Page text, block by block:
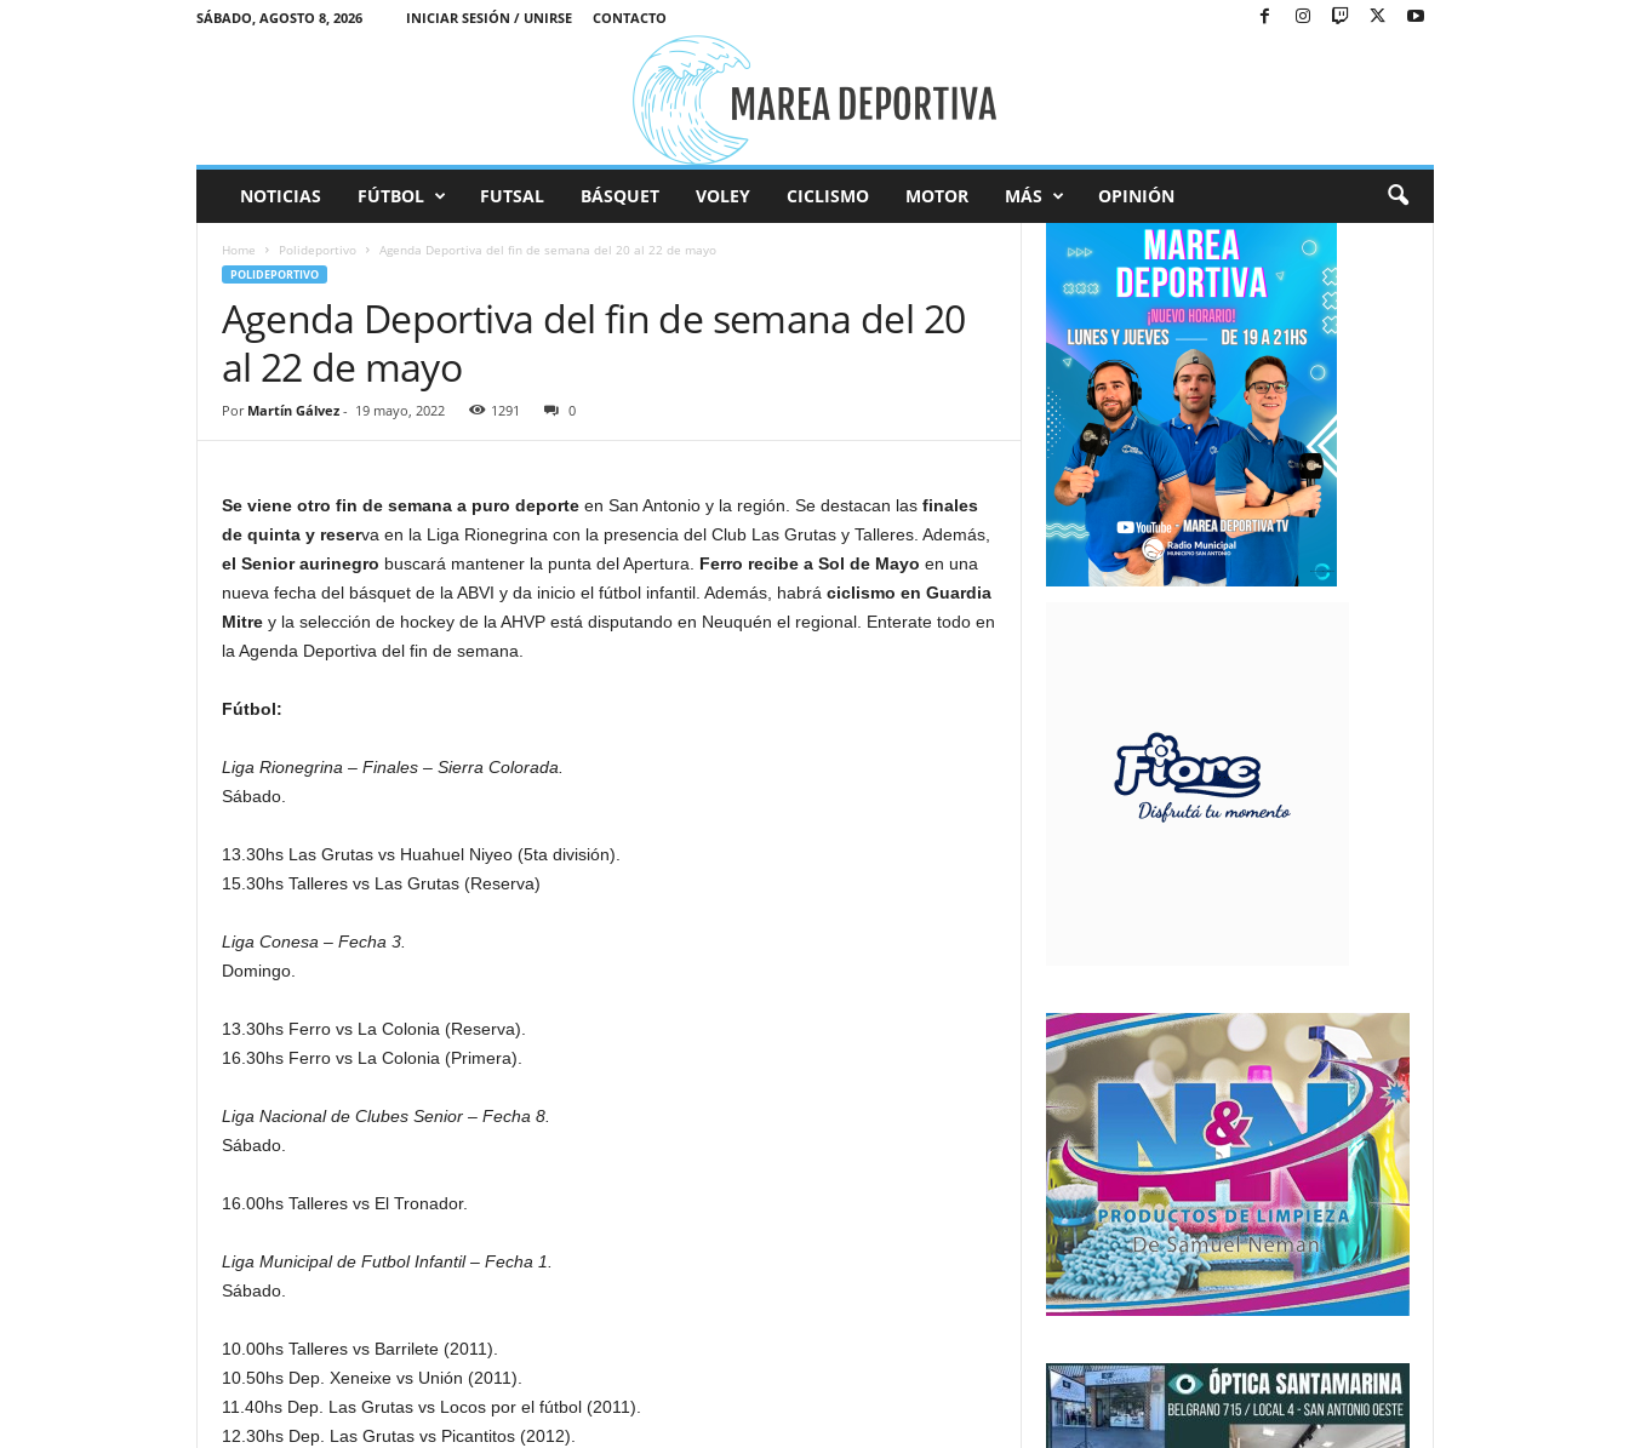
SÁBADO, AGOSTO 8, 2026 INICIAR SESIÓN / UNIRSE CONTACTO
r
NOTICIAS FÚTBOL FUTSAL BÁSQUET VOLEY CICLISMO MOTOR MÁS OPINIÓN
Home Polideportivo Agenda Deportiva del fin de semana del 20 al 22 de mayo
POLIDEPORTIVO
Agenda Deportiva del fin de semana del 20
al 22 de mayo
Por Martín Gálvez- 19 mayo, 2022 1291 0
Se viene otro fin de semana a puro deporteen San Antonio y la región. Se destacan las finales
de quinta y reserva en la Liga Rionegrina con la presencia del Club Las Grutas y Talleres. Además,
el Senior aurinegro buscará mantener la punta del Apertura. Ferro recibe a Sol de Mayo en una
nueva fecha del básquet de la ABVI y da inicio el fútbol infantil. Además, habrá ciclismo en Guardia
Mitrey la selección de hockey de la AHVP está disputando en Neuquén el regional. Enterate todo en
la Agenda Deportiva del fin de semana.
Fútbol:
Liga Rionegrina – Finales – Sierra Colorada.
Sábado.
13.30hs Las Grutas vs Huahuel Niyeo (5ta división).
15.30hs Talleres vs Las Grutas (Reserva)
Liga Conesa – Fecha 3.
Domingo.
13.30hs Ferro vs La Colonia (Reserva).
16.30hs Ferro vs La Colonia (Primera).
Liga Nacional de Clubes Senior – Fecha 8.
Sábado.
16.00hs Talleres vs El Tronador.
Liga Municipal de Futbol Infantil – Fecha 1.
Sábado.
10.00hs Talleres vs Barrilete (2011).
10.50hs Dep. Xeneixe vs Unión (2011).
11.40hs Dep. Las Grutas vs Locos por el fútbol (2011).
12.30hs Dep. Las Grutas vs Picantitos (2012).